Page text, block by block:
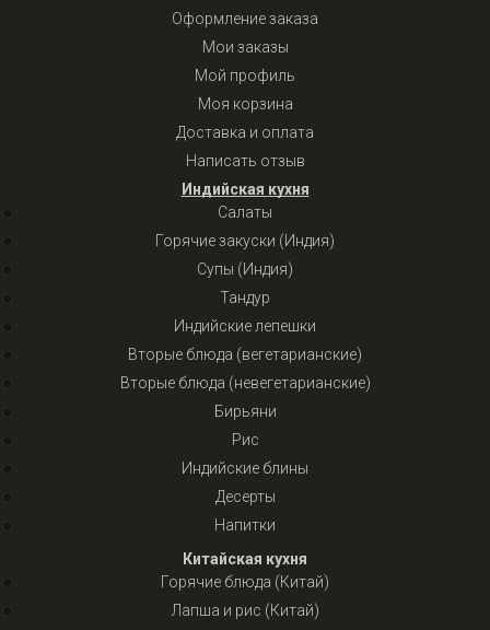
Оформление заказа
Мои заказы
Мой профиль
Моя корзина
Доставка и оплата
Написать отзыв
Индийская кухня
Салаты
Горячие закуски (Индия)
Супы (Индия)
Тандур
Индийские лепешки
Вторые блюда (вегетарианские)
Вторые блюда (невегетарианские)
Бирьяни
Рис
Индийские блины
Десерты
Напитки
Китайская кухня
Горячие блюда (Китай)
Лапша и рис (Китай)